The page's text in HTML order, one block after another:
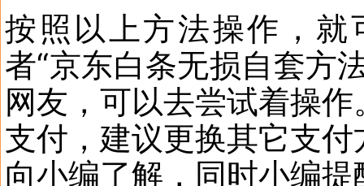
按照以上方法操作，
者“京东白条无损自套方
网友，可以去尝试着操
支付，建议更换其它支
向小编了解，同时小编